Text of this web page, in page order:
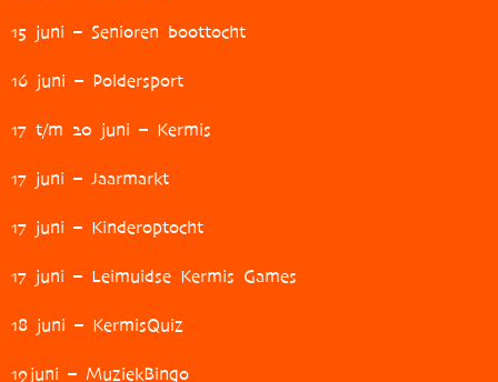
15 juni – Senioren boottocht
16 juni – Poldersport
17 t/m 20 juni – Kermis
17 juni – Jaarmarkt
17 juni – Kinderoptocht
17 juni – Leimuidse Kermis Games
18 juni – KermisQuiz
19juni – MuziekBingo